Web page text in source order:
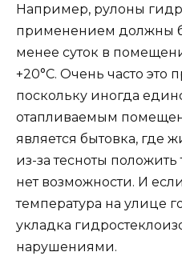
Например, рулоны
применением должны
менее суток в
+20°С. Очень часто это
поскольку иногда
отапливаемым
является бытовка, где
из-за тесноты
нет возможности. И
температура на улице
укладка
нарушениями.